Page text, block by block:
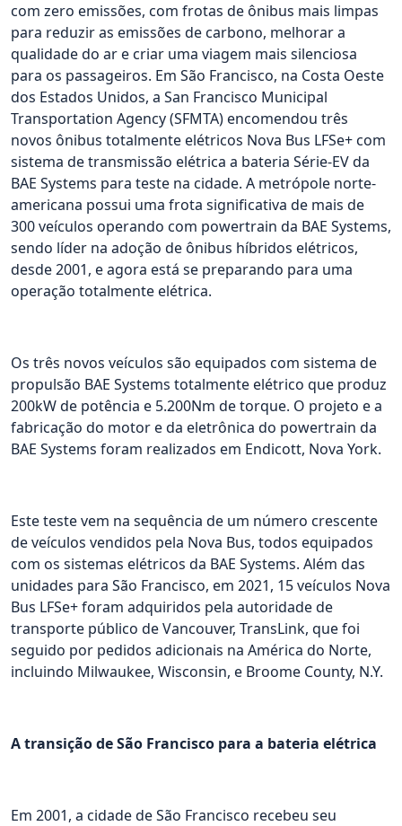
com zero emissões, com frotas de ônibus mais limpas
para reduzir as emissões de carbono, melhorar a
qualidade do ar e criar uma viagem mais silenciosa
para os passageiros. Em São Francisco, na Costa Oeste
dos Estados Unidos, a San Francisco Municipal
Transportation Agency (SFMTA) encomendou três
novos ônibus totalmente elétricos Nova Bus LFSe+ com
sistema de transmissão elétrica a bateria Série-EV da
BAE Systems para teste na cidade. A metrópole norte-
americana possui uma frota significativa de mais de
300 veículos operando com powertrain da BAE Systems,
sendo líder na adoção de ônibus híbridos elétricos,
desde 2001, e agora está se preparando para uma
operação totalmente elétrica.
Os três novos veículos são equipados com sistema de
propulsão BAE Systems totalmente elétrico que produz
200kW de potência e 5.200Nm de torque. O projeto e a
fabricação do motor e da eletrônica do powertrain da
BAE Systems foram realizados em Endicott, Nova York.
Este teste vem na sequência de um número crescente
de veículos vendidos pela Nova Bus, todos equipados
com os sistemas elétricos da BAE Systems. Além das
unidades para São Francisco, em 2021, 15 veículos Nova
Bus LFSe+ foram adquiridos pela autoridade de
transporte público de Vancouver, TransLink, que foi
seguido por pedidos adicionais na América do Norte,
incluindo Milwaukee, Wisconsin, e Broome County, N.Y.
A transição de São Francisco para a bateria elétrica
Em 2001, a cidade de São Francisco recebeu seu